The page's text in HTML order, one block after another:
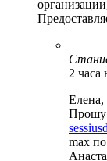
2 часа
Елена,
Прошу
max